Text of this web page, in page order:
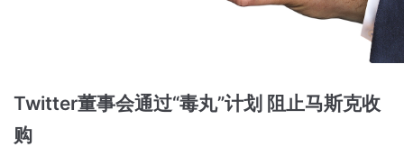
Twitter董事会通过“毒丸”计划 阻止马斯克收
购